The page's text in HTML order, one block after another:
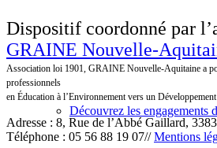
Découvrez les engagements
Dispositif coordonné par
GRAINE Nouvelle-
Association loi 1901, GRAINE Nouvelle-Aquitaine a
professionnels
en Éducation à l’Environnement vers un
Adresse : 8, Rue de l’Abbé Gaillard,
Téléphone : 05 56 88 19 07//Mentions